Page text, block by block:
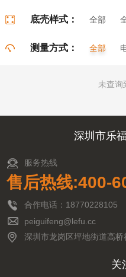
底壳样式： 全部
测量方式： 全部
未查询
深圳市乐
服务热线
售后热线:400-
合作电话：18770228105
peiguifeng@lefu.cc
深圳市龙岗区坪地街道高
关